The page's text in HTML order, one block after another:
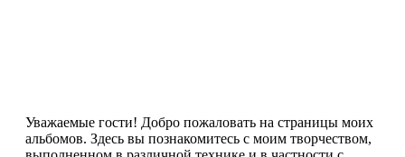
Уважаемые гости! Добро пожаловать на страницы моих
альбомов. Здесь вы познакомитесь с моим творчеством,